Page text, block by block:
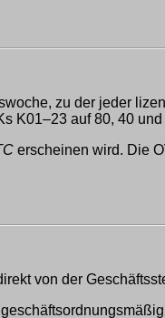
zu der jeder
K01–23 auf 80, 40
erscheinen wird. Die
von der